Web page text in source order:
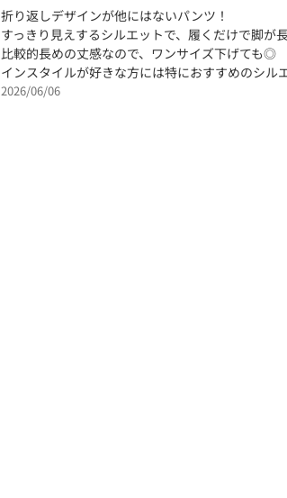
折り返しデザインが他にはないパンツ！
すっきり見えするシルエットで、履くだけで脚が
比較的長めの丈感なので、ワンサイズ下げても◎
インスタイルが好きな方には特におすすめのシル
2026/06/06